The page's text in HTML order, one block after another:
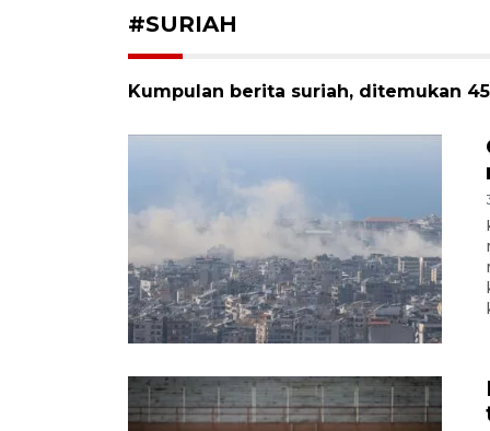
#SURIAH
Kumpulan berita suriah, ditemukan